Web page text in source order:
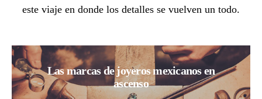
este viaje en donde los detalles se vuelven un todo.
Las marcas de joyeros mexicanos en
ascenso